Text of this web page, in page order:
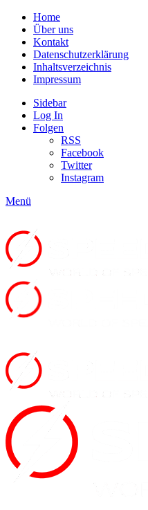
Home
Über uns
Kontakt
Datenschutzerklärung
Inhaltsverzeichnis
Impressum
Sidebar
Log In
Folgen
RSS
Facebook
Twitter
Instagram
Menü